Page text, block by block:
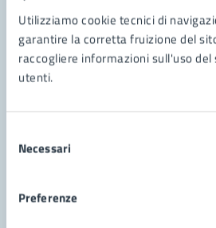
Utilizziamo cookie tecnici di
garantire la corretta fruizione del
raccogliere informazioni sull'uso
utenti.
delNecessari
Preferenze
Leggi le domande frequenti
Problemi in città